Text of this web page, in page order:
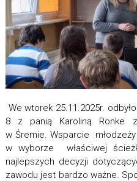
We wtorek 25.11.2025r.
8 z panią Karoliną Ronke
w Śremie. Wsparcie
w wyborze właściwej
najlepszych decyzji
zawodu jest bardzo ważne.